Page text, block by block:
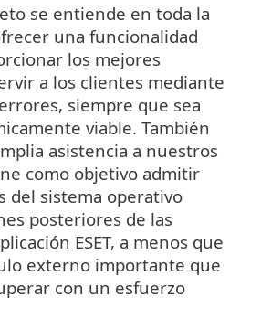
se entiende en toda la
una funcionalidad
los mejores
a los clientes mediante
siempre que sea
viable. También
asistencia a nuestros
como objetivo admitir
del sistema operativo
posteriores de las
ESET, a menos que
externo importante que
con un esfuerzo